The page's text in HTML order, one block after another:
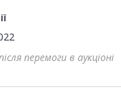
перемоги в аукціоні